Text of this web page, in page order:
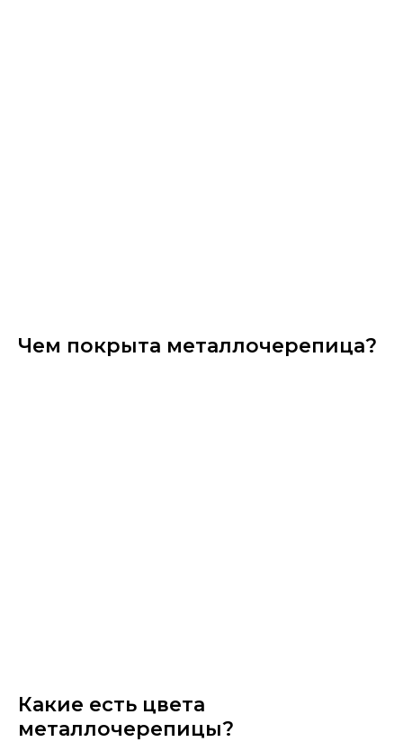
Чем покрыта металлочерепица?
Какие есть цвета
металлочерепицы?